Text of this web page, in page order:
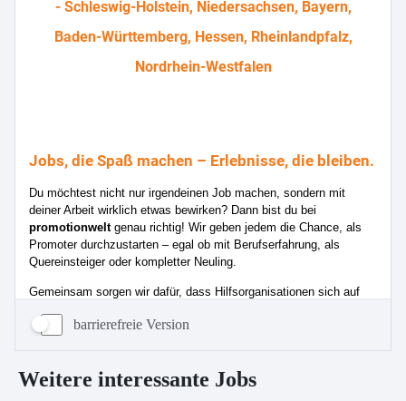
barrierefreie Version
Weitere interessante Jobs